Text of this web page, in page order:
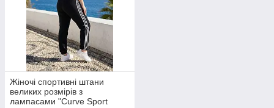
Жіночі спортивні штани
великих розмірів з
лампасами "Curve Sport